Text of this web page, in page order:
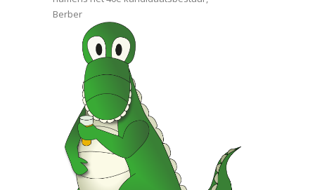
Berber